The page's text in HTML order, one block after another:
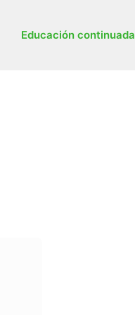
Educación continuada